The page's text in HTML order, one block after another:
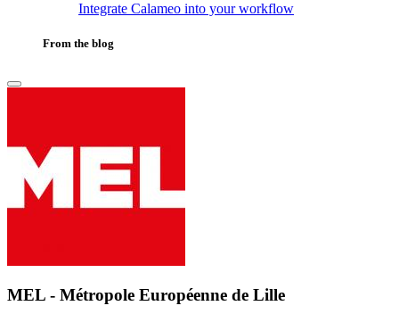
Integrate Calameo into your workflow
From the blog
MEL - Métropole Européenne de Lille